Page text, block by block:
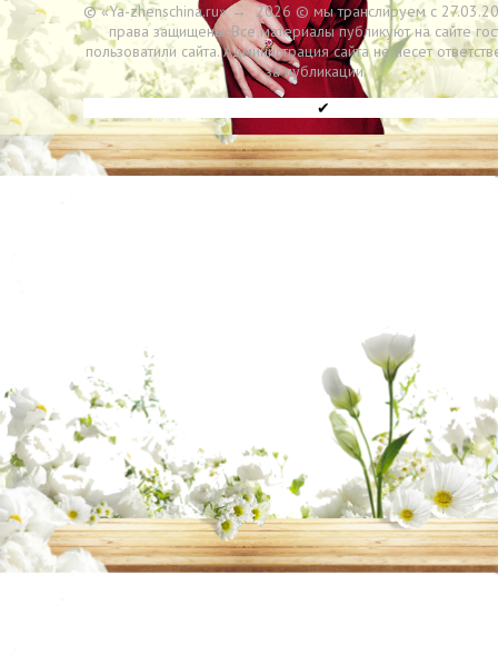
© «Ya-zhenschina.ru»→ 2026 © мы транслируем с
права защищены. Все материалы публикуют на сайте
пользоватили сайта. Администрация сайта не несет
за публикации.
✔